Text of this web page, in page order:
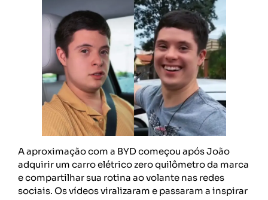
A aproximação com a BYD começou após João
adquirir um carro elétrico zero quilômetro da marca
e compartilhar sua rotina ao volante nas redes
sociais. Os vídeos viralizaram e passaram a inspirar